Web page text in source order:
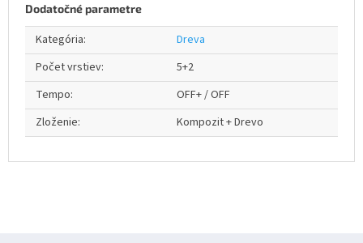
Dodatočné parametre
Kategória:
Dreva
Počet vrstiev:
5+2
Tempo:
OFF+ / OFF
Zloženie: Kompozit + Drevo